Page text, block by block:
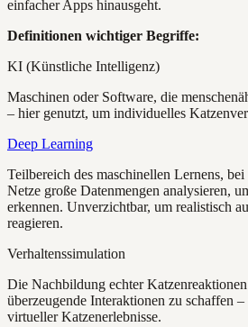
einfacher Apps hinausgeht.
Definitionen wichtiger Begriffe:
KI (Künstliche Intelligenz)
Maschinen oder Software, die
– hier genutzt, um individuelles
Deep Learning
Teilbereich des maschinellen Lernens,
Netze große Datenmengen analysieren,
erkennen. Unverzichtbar, um realistisch
reagieren.
Verhaltenssimulation
Die Nachbildung echter
überzeugende Interaktionen zu schaffen
virtueller Katzenerlebnisse.